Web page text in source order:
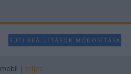
SÜTI BEÁLLÍTÁSOK MÓDOSÍTÁSA
mobil | teljes